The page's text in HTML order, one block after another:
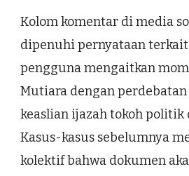
Kolom komentar di media
dipenuhi pernyataan terkait
pengguna mengaitkan
Mutiara dengan
keaslian ijazah tokoh politik
Kasus-kasus sebelumnya
kolektif bahwa dokumen